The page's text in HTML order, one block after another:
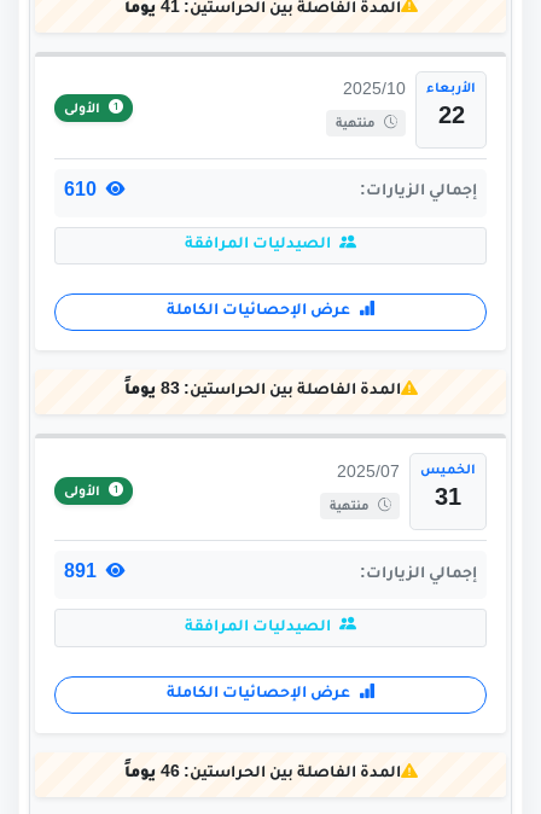
المدة الفاصلة بين الحراستين:41 يوماً
الأربعاء
22
2025/10
منتهية
الأولى
إجمالي الزيارات:
الصيدليات المرافقة
عرض الإحصائيات الكاملة
المدة الفاصلة بين الحراستين:83 يوماً
الخميس
31
2025/07
منتهية
الأولى
إجمالي الزيارات:
الصيدليات المرافقة
عرض الإحصائيات الكاملة
المدة الفاصلة بين الحراستين:46 يوماً